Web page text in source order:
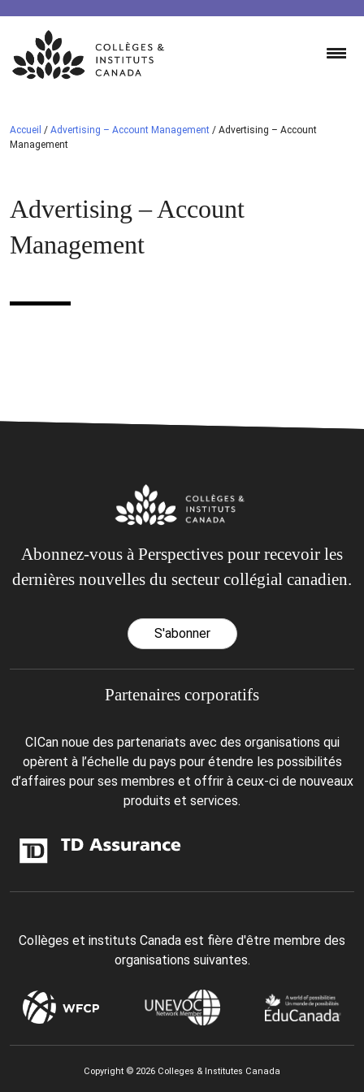
Skip
content
Accueil / Advertising – Account Management / Advertising – Account
Management
Advertising – Account
Management
Abonnez-vous à Perspectives pour recevoir les
dernières nouvelles du secteur collégial canadien.
S'abonner
Partenaires corporatifs
CICan noue des partenariats avec des organisations qui
opèrent à l’échelle du pays pour étendre les possibilités
d’affaires pour ses membres et offrir à ceux-ci de nouveaux
produits et services.
Collèges et instituts Canada est fière d'être membre des
organisations suivantes.
Copyright © 2026 Colleges & Institutes Canada